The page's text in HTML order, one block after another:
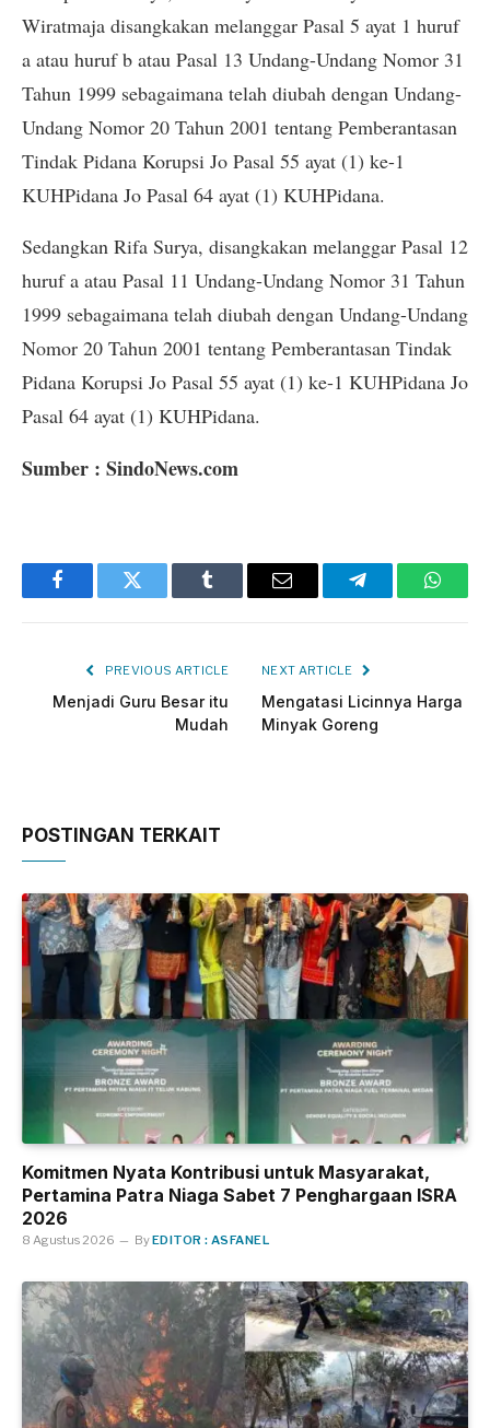
Wiratmaja disangkakan melanggar Pasal 5 ayat 1 huruf
a atau huruf b atau Pasal 13 Undang-Undang Nomor 31
Tahun 1999 sebagaimana telah diubah dengan Undang-
Undang Nomor 20 Tahun 2001 tentang Pemberantasan
Tindak Pidana Korupsi Jo Pasal 55 ayat (1) ke-1
KUHPidana Jo Pasal 64 ayat (1) KUHPidana.
Sedangkan Rifa Surya, disangkakan melanggar Pasal 12
huruf a atau Pasal 11 Undang-Undang Nomor 31 Tahun
1999 sebagaimana telah diubah dengan Undang-Undang
Nomor 20 Tahun 2001 tentang Pemberantasan Tindak
Pidana Korupsi Jo Pasal 55 ayat (1) ke-1 KUHPidana Jo
Pasal 64 ayat (1) KUHPidana.
Sumber : SindoNews.com
FacebookTwitter Tumblr Email Telegram
PREVIOUS ARTICLE
Menjadi Guru Besar itu
Mudah
NEXT ARTICLE
Mengatasi Licinnya Harga
Minyak Goreng
POSTINGAN TERKAIT
Komitmen Nyata Kontribusi untuk Masyarakat,
Pertamina Patra Niaga Sabet 7 Penghargaan ISRA
2026
8 Agustus 2026 ByEDITOR : ASFANEL